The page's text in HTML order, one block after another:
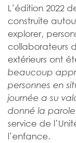
L’édition 2022
construite
explorer,
collaborateurs
extérieurs ont
beaucoup
personnes en
journée a su
donné la parole
service de
l’enfance.